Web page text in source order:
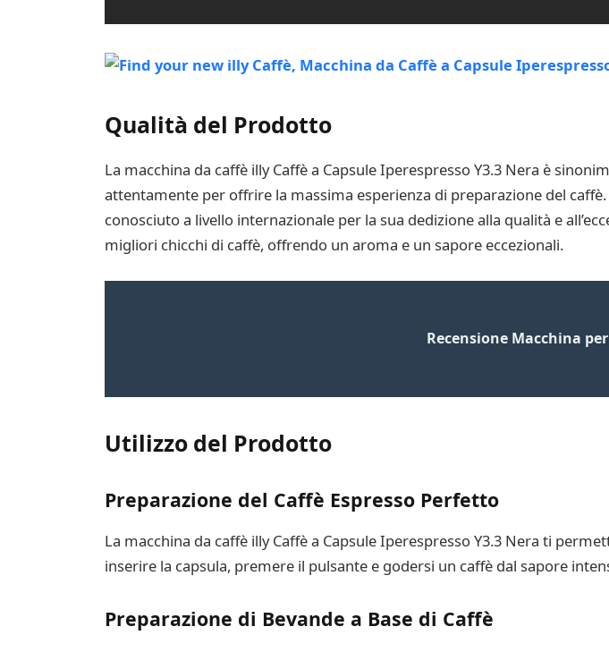
Qualità del Prodotto
La macchina da caffè illy Caffè a Capsule Iperespresso Y3.3 Nera è
attentamente per offrire la massima esperienza di preparazione del
conosciuto a livello internazionale per la sua dedizione alla qualità e
migliori chicchi di caffè, offrendo un aroma e un sapore eccezionali.
Recensione Macchina
Utilizzo del Prodotto
Preparazione del Caffè Espresso Perfetto
La macchina da caffè illy Caffè a Capsule Iperespresso Y3.3 Nera ti
inserire la capsula, premere il pulsante e godersi un caffè dal sapore
Preparazione di Bevande a Base di Caffè